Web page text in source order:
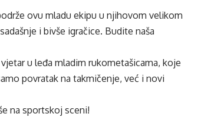
ovu mladu ekipu u njihovom velikom
i bivše igračice. Budite naša
u leđa mladim rukometašicama, koje
povratak na takmičenje, već i novi
na sportskoj sceni!